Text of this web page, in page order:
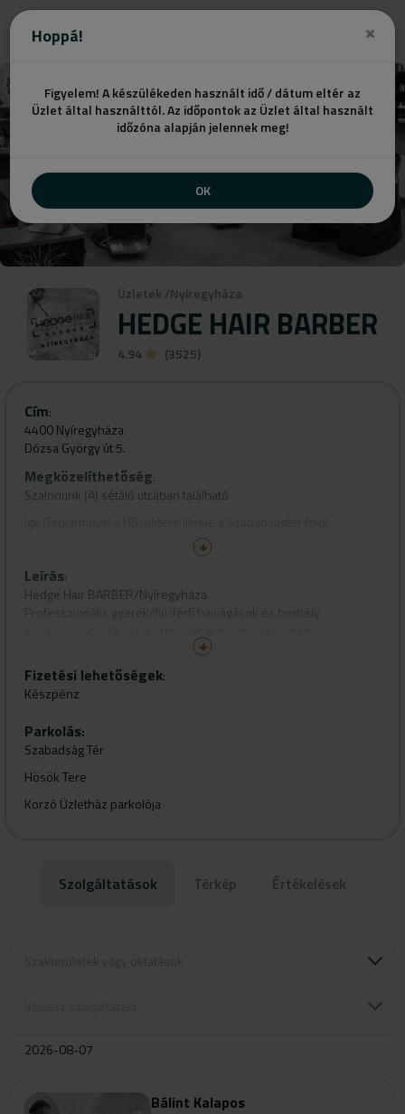
Hoppá!
Figyelem! A készülékeden használt idő / dátum eltér az
Üzlet által használttól. Az időpontok az Üzlet által használt
időzóna alapján jelennek meg!
OK
Üzletek /Nyíregyháza
HEDGE HAIR BARBER
4.94 (3525)
Cím:
4400 Nyíregyháza
Dózsa György út 5.
Megközelíthetőség:
Szalonunk (A) sétáló utcában található .
Leírás:
Hedge Hair BARBER/Nyíregyháza
Fizetési lehetőségek:
Készpénz
Parkolás:
Szabadság Tér
Hösök Tere
Korzó Üzletház parkolója
Szolgáltatások Térkép Értékelések
Bálint Kalapos